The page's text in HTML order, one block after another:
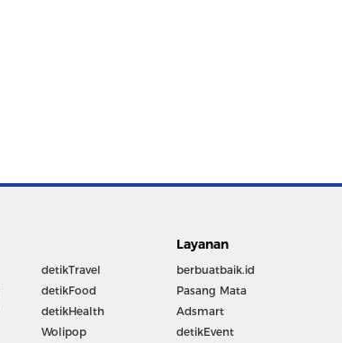
detikTravel
detikFood
detikHealth
Wolipop
Layanan
berbuatbaik.id
Pasang Mata
Adsmart
detikEvent